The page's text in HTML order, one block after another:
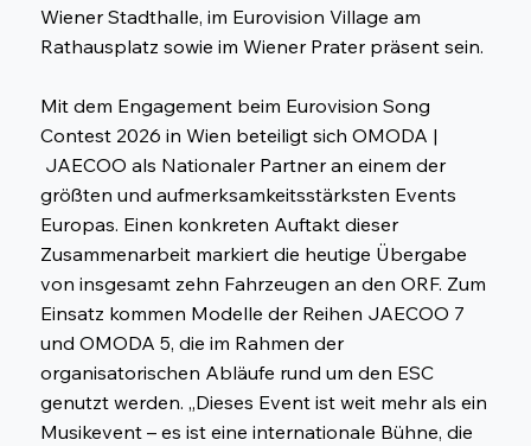
Wiener Stadthalle, im Eurovision Village am
Rathausplatz sowie im Wiener Prater präsent sein.
Mit dem Engagement beim Eurovision Song
Contest 2026 in Wien beteiligt sich OMODA |
JAECOO als Nationaler Partner an einem der
größten und aufmerksamkeitsstärksten Events
Europas. Einen konkreten Auftakt dieser
Zusammenarbeit markiert die heutige Übergabe
von insgesamt zehn Fahrzeugen an den ORF. Zum
Einsatz kommen Modelle der Reihen JAECOO 7
und OMODA 5, die im Rahmen der
organisatorischen Abläufe rund um den ESC
genutzt werden. „Dieses Event ist weit mehr als ein
Musikevent – es ist eine internationale Bühne, die